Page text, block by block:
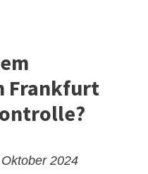
Frankfurt
2024